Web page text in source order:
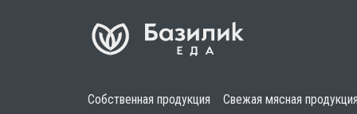
Собственная продукция Свежая мясная продукция